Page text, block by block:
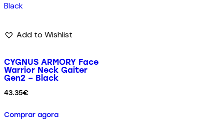
Add to Wishlist
CYGNUS ARMORY Face
Warrior Neck Gaiter
Gen2 – Black
43.35€
Comprar agora